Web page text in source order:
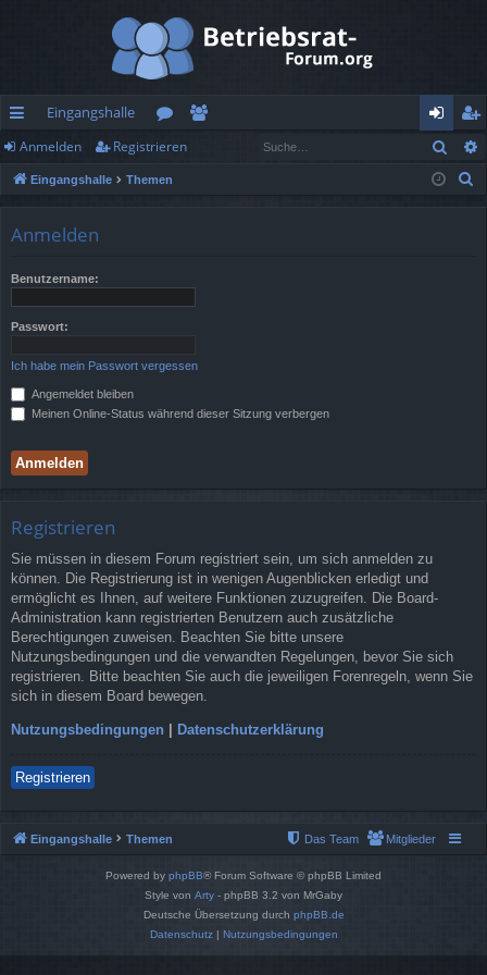
ch
ne
rif
f
Eingangshalle
or
en
n
m
eg
ist
Anmelden Registrieren
Eingangshalle Themen
Anmelden
Benutzername:
Passwort:
Ich habe mein Passwort vergessen
Angemeldet bleiben
Meinen Online-Status während dieser Sitzung verbergen
Registrieren
Sie müssen in diesem Forum registriert sein, um sich anmelden zu
können. Die Registrierung ist in wenigen Augenblicken erledigt und
ermöglicht es Ihnen, auf weitere Funktionen zuzugreifen. Die Board-
Administration kann registrierten Benutzern auch zusätzliche
Berechtigungen zuweisen. Beachten Sie bitte unsere
Nutzungsbedingungen und die verwandten Regelungen, bevor Sie sich
registrieren. Bitte beachten Sie auch die jeweiligen Forenregeln, wenn Sie
sich in diesem Board bewegen.
Nutzungsbedingungen | Datenschutzerklärung
Registrieren
Eingangshalle Themen Mitglieder
Das Team
Powered by phpBB® Forum Software © phpBB Limited
Style von Arty - phpBB 3.2 von MrGaby
Deutsche Übersetzung durch phpBB.de
Datenschutz| Nutzungsbedingungen